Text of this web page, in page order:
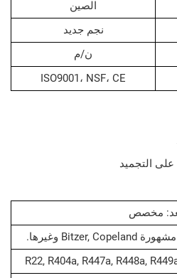
ISO9001، NSF، CE